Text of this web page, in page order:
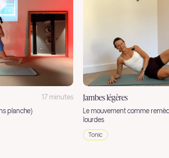
17 minutes
planche)
Jambes légères
Le mouvement comme
lourdes
Tonic